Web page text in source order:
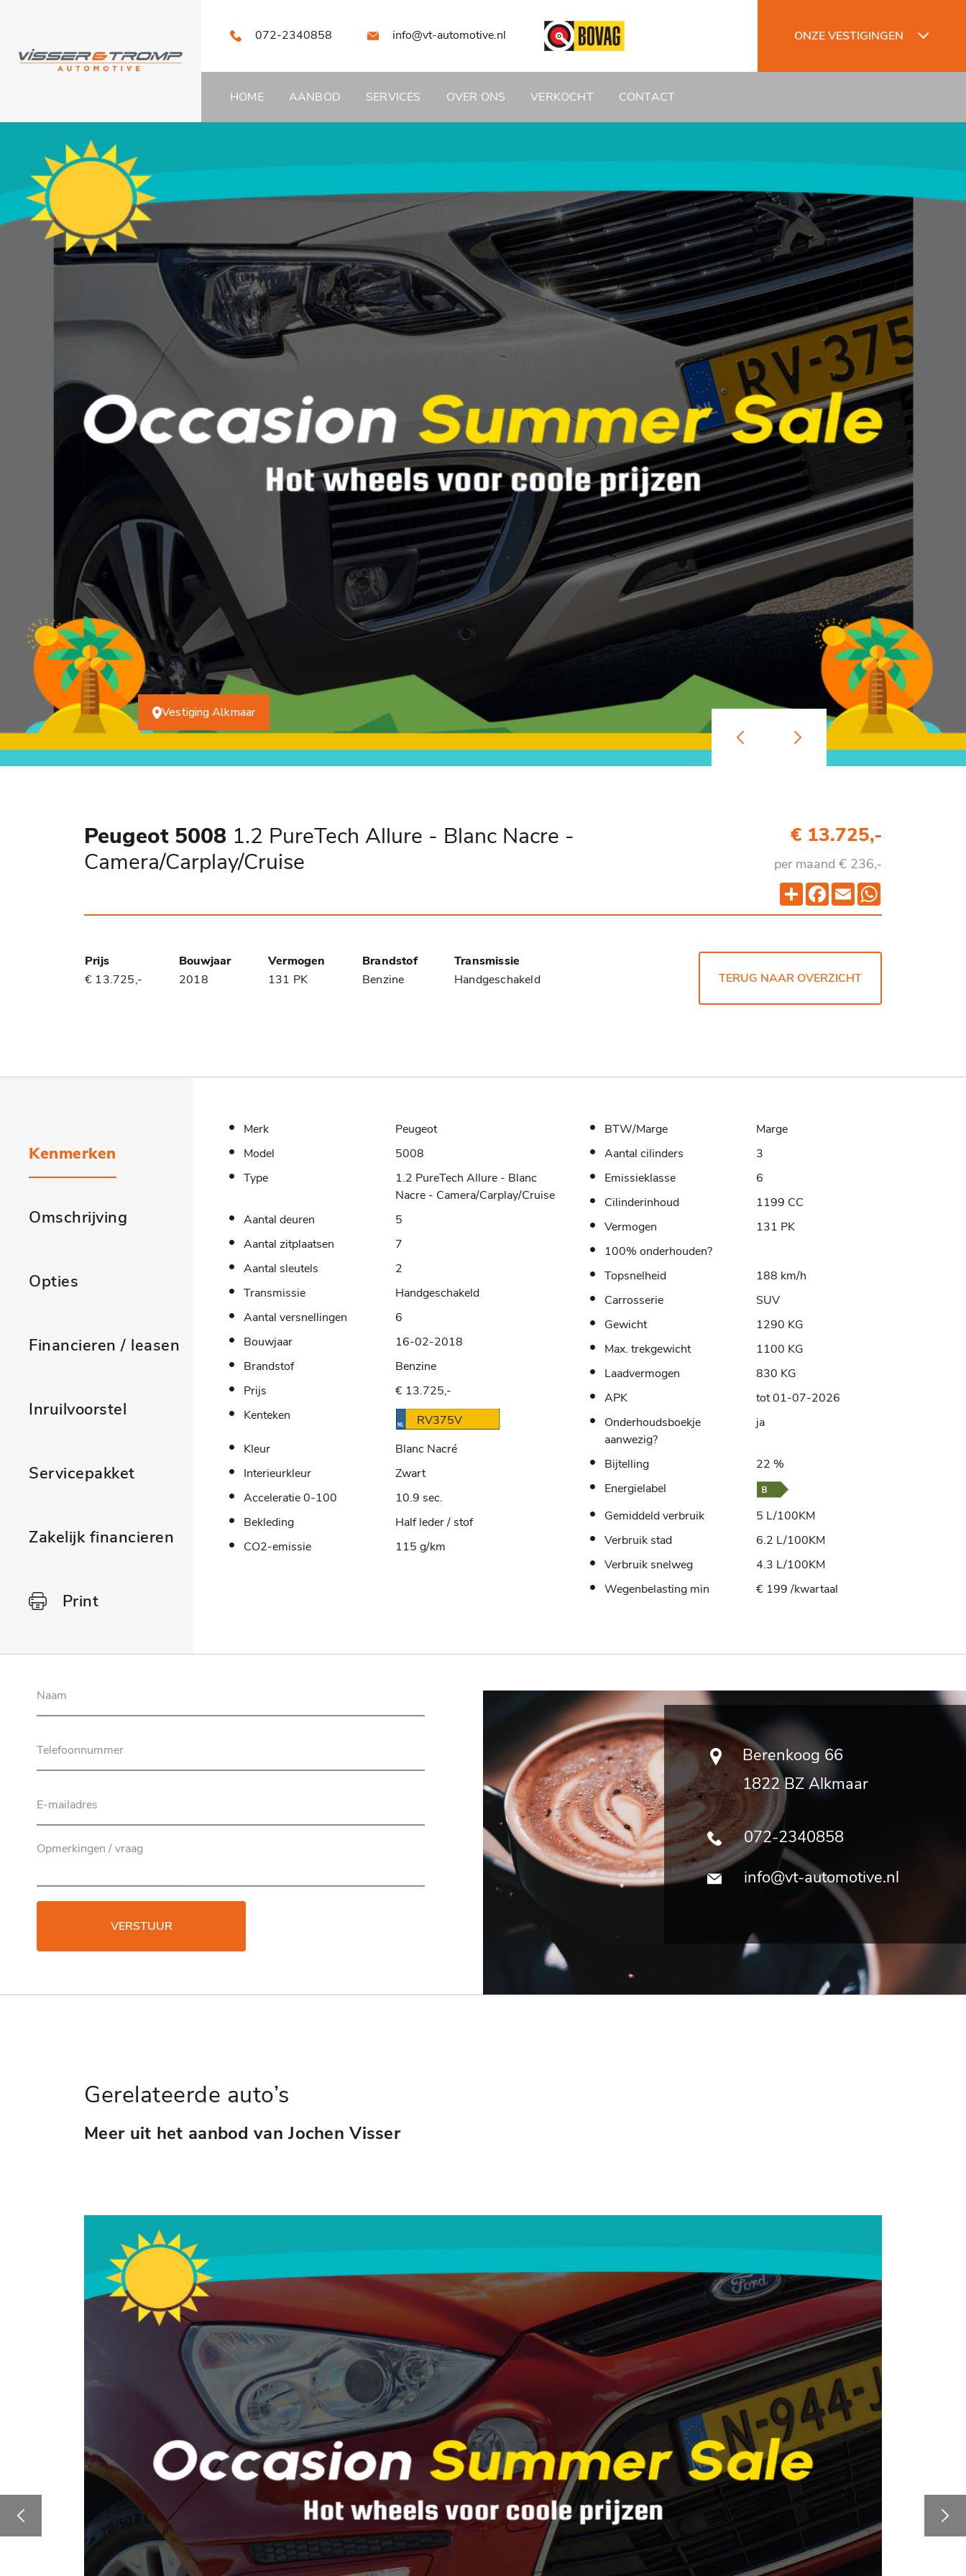
072-2340858 info@vt-automotive.nl ONZE VESTIGINGEN
HOME AANBOD SERVICES OVER ONS VERKOCHT CONTACT
Vestiging Alkmaar
Peugeot 5008 1.2 PureTech Allure - Blanc Nacre -
Camera/Carplay/Cruise
€ 13.725,-
per maand € 236,-
Deel Facebook
Email
Prijs Bouwjaar Vermogen Brandstof
Transmissie
€ 13.725,-
2018 131 PK Benzine Handgeschakeld TERUG NAAR OVERZICHT
Kenmerken
Omschrijving
Opties
Financieren / leasen
Inruilvoorstel
Servicepakket
Zakelijk financieren
Print
Merk
Peugeot
Model
5008
Type
1.2 PureTech Allure - Blanc
Nacre - Camera/Carplay/Cruise
Aantal deuren
5
Aantal zitplaatsen
7
Aantal sleutels
2
Transmissie
Handgeschakeld
Aantal versnellingen
6
Bouwjaar
16-02-2018
Brandstof
Benzine
Prijs
€ 13.725,-
Kenteken
RV375V
Kleur
Blanc Nacré
Interieurkleur
Zwart
Acceleratie 0-100
10.9 sec.
Bekleding
Half leder / stof
CO2-emissie
115 g/km
BTW/Marge
Marge
Aantal cilinders
3
Emissieklasse
6
Cilinderinhoud
1199 CC
Vermogen
131 PK
100% onderhouden?
Topsnelheid
188 km/h
Carrosserie
SUV
Gewicht
1290 KG
Max. trekgewicht
1100 KG
Laadvermogen
830 KG
APK
tot 01-07-2026
Onderhoudsboekje
aanwezig?
ja
Bijtelling
22 %
Energielabel
Gemiddeld verbruik
5 L/100KM
Verbruik stad
6.2 L/100KM
Verbruik snelweg
4.3 L/100KM
Wegenbelasting min
€ 199 /kwartaal
VERSTUUR
Berenkoog 66
1822 BZ Alkmaar
072-2340858
info@vt-automotive.nl
Gerelateerde auto’s
Meer uit het aanbod van Jochen Visser